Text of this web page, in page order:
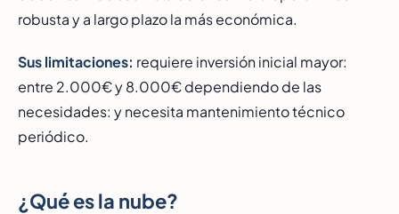
robusta y a largo plazo la más económica.
Sus limitaciones: requiere inversión inicial mayor:
entre 2.000€ y 8.000€ dependiendo de las
necesidades: y necesita mantenimiento técnico
periódico.
¿Qué es la nube?